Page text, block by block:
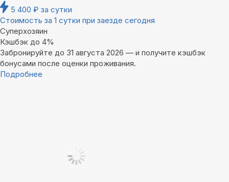
5 400 ₽ за сутки
Стоимость за 1 сутки при заезде сегодня
Суперхозяин
Кэшбэк до 4%
Забронируйте до 31 августа 2026 — и получите кэшбэк
бонусами после оценки проживания.
Подробнее